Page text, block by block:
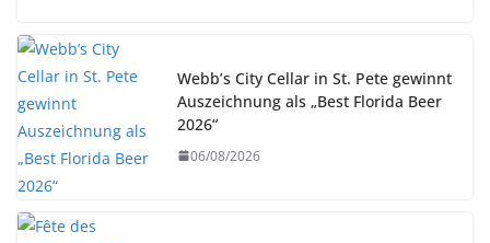
Webb’s City Cellar in St. Pete gewinnt
Auszeichnung als „Best Florida Beer
2026“
06/08/2026